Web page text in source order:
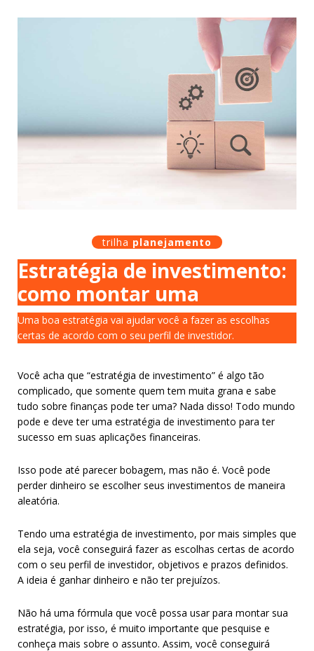
trilha planejamento
Estratégia de investimento:
como montar uma
Uma boa estratégia vai ajudar você a fazer as escolhas
certas de acordo com o seu perfil de investidor.
Você acha que “estratégia de investimento” é algo tão
complicado, que somente quem tem muita grana e sabe
tudo sobre finanças pode ter uma? Nada disso! Todo mundo
pode e deve ter uma estratégia de investimento para ter
sucesso em suas aplicações financeiras.
Isso pode até parecer bobagem, mas não é. Você pode
perder dinheiro se escolher seus investimentos de maneira
aleatória.
Tendo uma estratégia de investimento, por mais simples que
ela seja, você conseguirá fazer as escolhas certas de acordo
com o seu perfil de investidor, objetivos e prazos definidos.
A ideia é ganhar dinheiro e não ter prejuízos.
Não há uma fórmula que você possa usar para montar sua
estratégia, por isso, é muito importante que pesquise e
conheça mais sobre o assunto. Assim, você conseguirá